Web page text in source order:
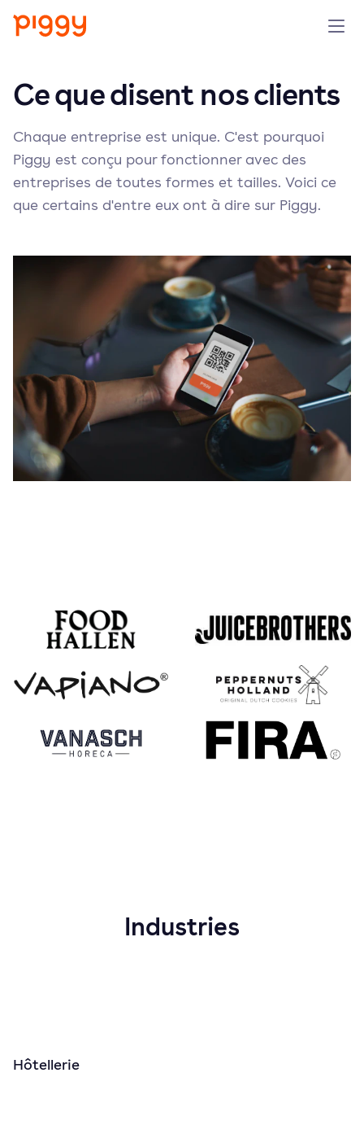
Ressources
Tarifs
Entreprise
Réserver une démo
Essayer gratuitement
Ce que disent nos clients
Chaque entreprise est unique. C'est pourquoi
Piggy est conçu pour fonctionner avec des
entreprises de toutes formes et tailles. Voici ce
que certains d'entre eux ont à dire sur Piggy.
Industries
Hôtellerie